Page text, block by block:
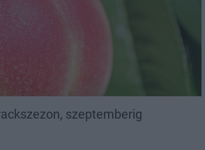
szeptemberig